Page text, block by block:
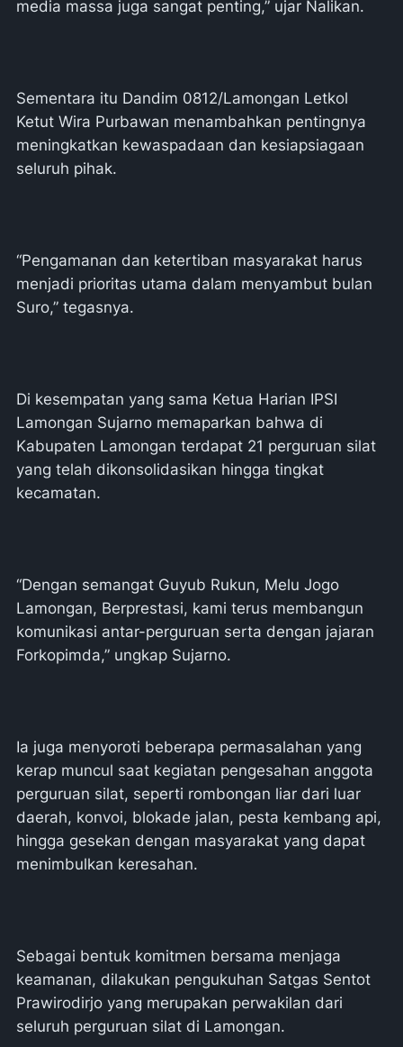
media massa juga sangat penting,” ujar Nalikan.
Sementara itu Dandim 0812/Lamongan Letkol
Ketut Wira Purbawan menambahkan pentingnya
meningkatkan kewaspadaan dan kesiapsiagaan
seluruh pihak.
“Pengamanan dan ketertiban masyarakat harus
menjadi prioritas utama dalam menyambut bulan
Suro,” tegasnya.
Di kesempatan yang sama Ketua Harian IPSI
Lamongan Sujarno memaparkan bahwa di
Kabupaten Lamongan terdapat 21 perguruan silat
yang telah dikonsolidasikan hingga tingkat
kecamatan.
“Dengan semangat Guyub Rukun, Melu Jogo
Lamongan, Berprestasi, kami terus membangun
komunikasi antar-perguruan serta dengan jajaran
Forkopimda,” ungkap Sujarno.
Ia juga menyoroti beberapa permasalahan yang
kerap muncul saat kegiatan pengesahan anggota
perguruan silat, seperti rombongan liar dari luar
daerah, konvoi, blokade jalan, pesta kembang api,
hingga gesekan dengan masyarakat yang dapat
menimbulkan keresahan.
Sebagai bentuk komitmen bersama menjaga
keamanan, dilakukan pengukuhan Satgas Sentot
Prawirodirjo yang merupakan perwakilan dari
seluruh perguruan silat di Lamongan.